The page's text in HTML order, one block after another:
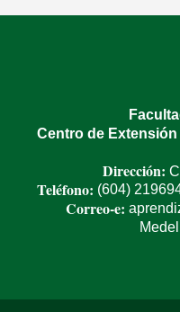
Centro de
Dirección:
Teléfono: (604)
Correo-e: